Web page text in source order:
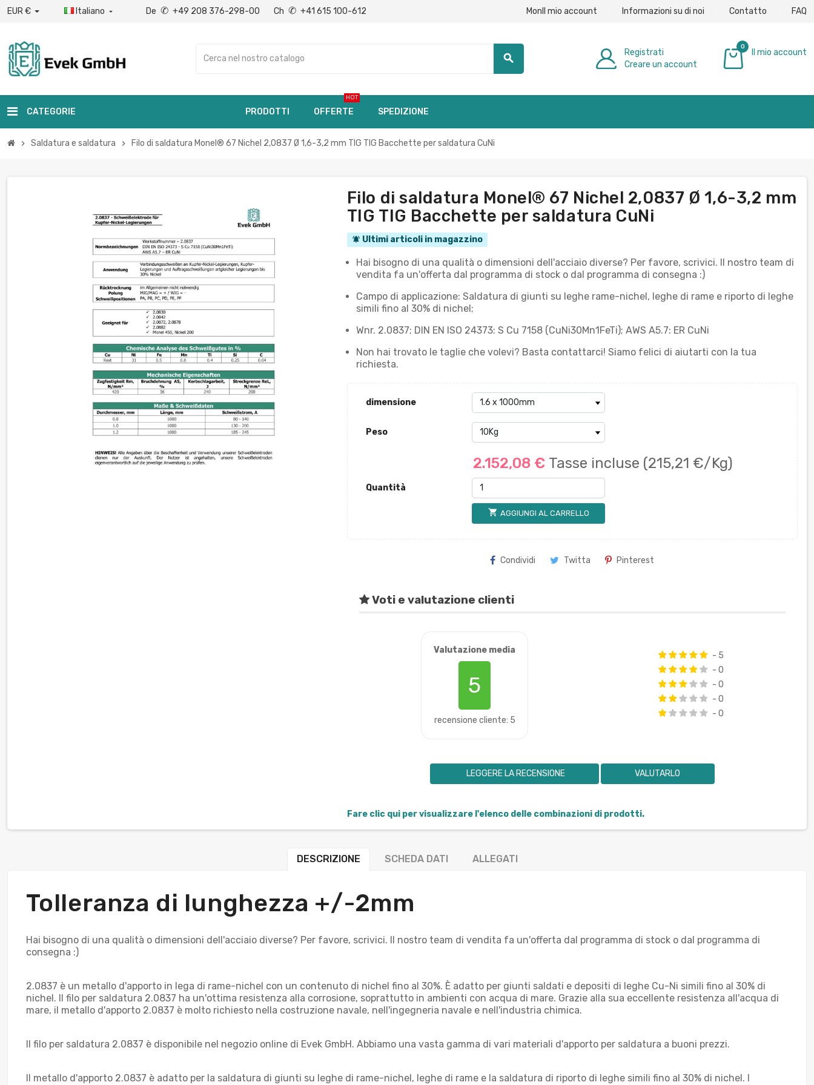
EUR € Italiano  De ✆ +49 208 376-298-00 Ch ✆ +41 615 100-612 MonIl mio account Informazioni su di noi Contatto FAQ
search
Registrati
Creare un account
0
Il mio account
CATEGORIE PRODOTTI OFFERTE
HOT
SPEDIZIONE
chevron_right Saldatura e saldatura chevron_right Filo di saldatura Monel® 67 Nichel 2,0837 Ø 1,6-3,2 mm TIG TIG Bacchette per saldatura CuNi
Filo di saldatura Monel® 67 Nichel 2,0837 Ø 1,6-3,2 mm
TIG TIG Bacchette per saldatura CuNi
notifications_active Ultimi articoli in magazzino
Hai bisogno di una qualità o dimensioni dell'acciaio diverse? Per favore, scrivici. Il nostro team di
vendita fa un'offerta dal programma di stock o dal programma di consegna :)
Campo di applicazione: Saldatura di giunti su leghe rame-nichel, leghe di rame e riporto di leghe
simili fino al 30% di nichel;
Wnr. 2.0837; DIN EN ISO 24373: S Cu 7158 (CuNi30Mn1FeTi); AWS A5.7: ER CuNi
Non hai trovato le taglie che volevi? Basta contattarci! Siamo felici di aiutarti con la tua
richiesta.
dimensione
Peso
2.152,08 € Tasse incluse (215,21 €/Kg)
Quantità
shopping_cart AGGIUNGI AL CARRELLO
Condividi Twitta Pinterest
Voti e valutazione clienti
Valutazione media
5
recensione cliente: 5
- 5
- 0
- 0
- 0
- 0
LEGGERE LA RECENSIONE VALUTARLO
Fare clic qui per visualizzare l'elenco delle combinazioni di prodotti.
DESCRIZIONE SCHEDA DATI ALLEGATI
Tolleranza di lunghezza +/-2mm
Hai bisogno di una qualità o dimensioni dell'acciaio diverse? Per favore, scrivici. Il nostro team di vendita fa un'offerta dal programma di stock o dal programma di
consegna :)
2.0837 è un metallo d'apporto in lega di rame-nichel con un contenuto di nichel fino al 30%. È adatto per giunti saldati e depositi di leghe Cu-Ni simili fino al 30% di
nichel. Il filo per saldatura 2.0837 ha un'ottima resistenza alla corrosione, soprattutto in ambienti con acqua di mare. Grazie alla sua eccellente resistenza all'acqua di
mare, il metallo d'apporto 2.0837 è molto richiesto nella costruzione navale, nell'ingegneria navale e nell'industria chimica.
Il filo per saldatura 2.0837 è disponibile nel negozio online di Evek GmbH. Abbiamo una vasta gamma di vari materiali d'apporto per saldatura a buoni prezzi.
Il metallo d'apporto 2.0837 è adatto per la saldatura di giunti su leghe di rame-nichel, leghe di rame e la saldatura di riporto di leghe simili fino al 30% di nichel. I